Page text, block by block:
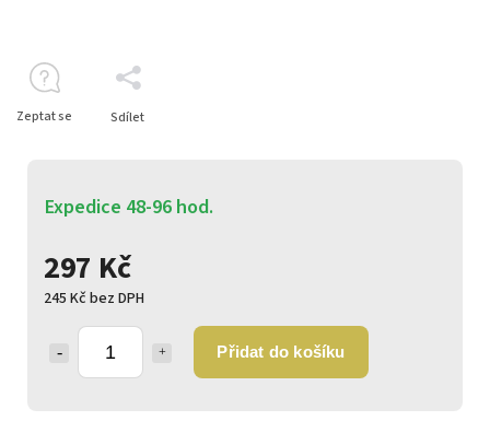
297 Kč
245 Kč bez DPH
Přidat do košíku
Expedice 48-96 hod.
Zeptat se Sdílet